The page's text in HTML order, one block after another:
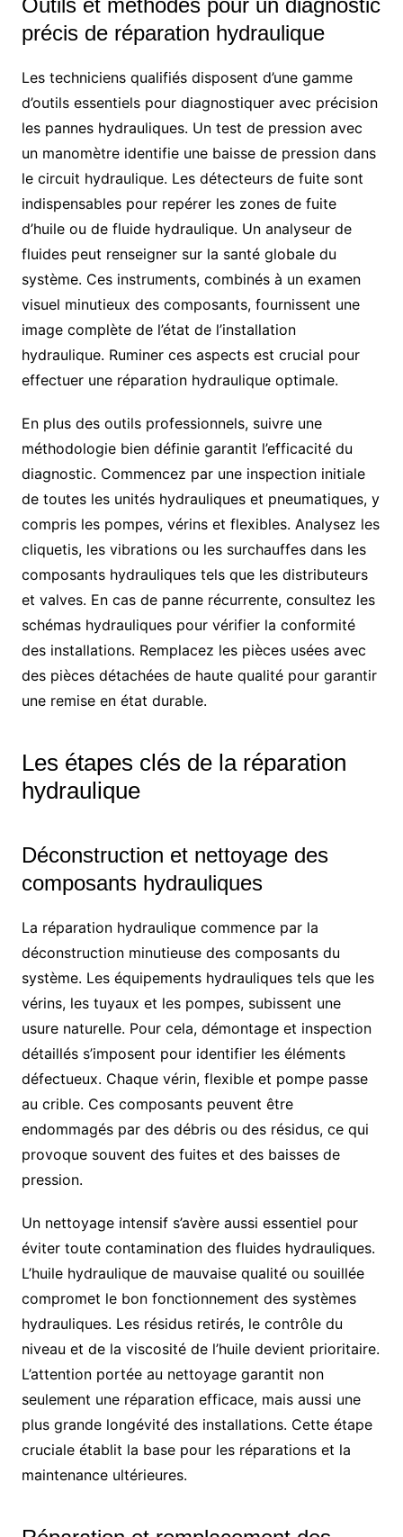
précis de réparation hydraulique
Les techniciens qualifiés disposent d’une gamme
d’outils essentiels pour diagnostiquer avec précision
les pannes hydrauliques. Un test de pression avec
un manomètre identifie une baisse de pression dans
le circuit hydraulique. Les détecteurs de fuite sont
indispensables pour repérer les zones de fuite
d’huile ou de fluide hydraulique. Un analyseur de
fluides peut renseigner sur la santé globale du
système. Ces instruments, combinés à un examen
visuel minutieux des composants, fournissent une
image complète de l’état de l’installation
hydraulique. Ruminer ces aspects est crucial pour
effectuer une réparation hydraulique optimale.
En plus des outils professionnels, suivre une
méthodologie bien définie garantit l’efficacité du
diagnostic. Commencez par une inspection initiale
de toutes les unités hydrauliques et pneumatiques, y
compris les pompes, vérins et flexibles. Analysez les
cliquetis, les vibrations ou les surchauffes dans les
composants hydrauliques tels que les distributeurs
et valves. En cas de panne récurrente, consultez les
schémas hydrauliques pour vérifier la conformité
des installations. Remplacez les pièces usées avec
des pièces détachées de haute qualité pour garantir
une remise en état durable.
Les étapes clés de la réparation
hydraulique
Déconstruction et nettoyage des
composants hydrauliques
La réparation hydraulique commence par la
déconstruction minutieuse des composants du
système. Les équipements hydrauliques tels que les
vérins, les tuyaux et les pompes, subissent une
usure naturelle. Pour cela, démontage et inspection
détaillés s’imposent pour identifier les éléments
défectueux. Chaque vérin, flexible et pompe passe
au crible. Ces composants peuvent être
endommagés par des débris ou des résidus, ce qui
provoque souvent des fuites et des baisses de
pression.
Un nettoyage intensif s’avère aussi essentiel pour
éviter toute contamination des fluides hydrauliques.
L’huile hydraulique de mauvaise qualité ou souillée
compromet le bon fonctionnement des systèmes
hydrauliques. Les résidus retirés, le contrôle du
niveau et de la viscosité de l’huile devient prioritaire.
L’attention portée au nettoyage garantit non
seulement une réparation efficace, mais aussi une
plus grande longévité des installations. Cette étape
cruciale établit la base pour les réparations et la
maintenance ultérieures.